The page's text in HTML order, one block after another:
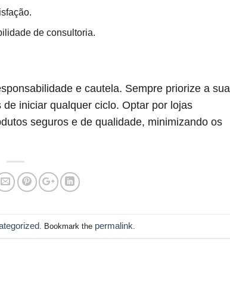
de consultoria.
e cautela. Sempre priorize a sua
iniciar qualquer ciclo. Optar por lojas
seguros e de qualidade, minimizando os
. Bookmark the permalink